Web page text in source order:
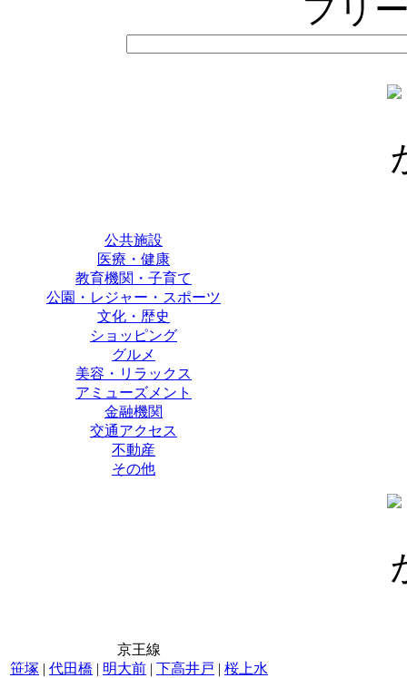
フリ
公共施設
医療・健康
教育機関・子育て
公園・レジャー・スポーツ
文化・歴史
ショッピング
グルメ
美容・リラックス
アミューズメント
金融機関
交通アクセス
不動産
その他
京王線
笹塚 | 代田橋 | 明大前 | 下高井戸 | 桜上水